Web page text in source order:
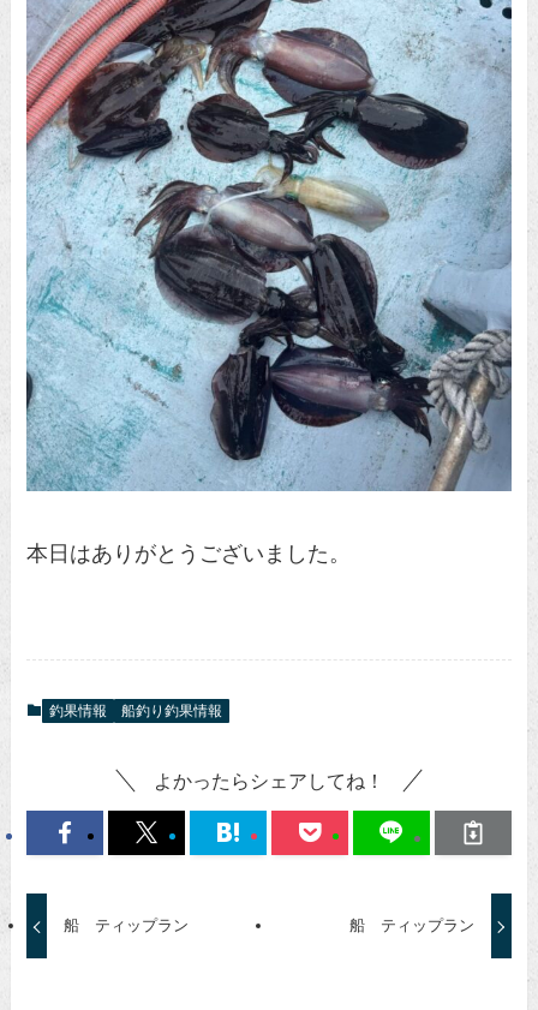
本日はありがとうございました。
釣果情報 船釣り釣果情報
よかったらシェアしてね！
船 ティップラン 船 ティップラン